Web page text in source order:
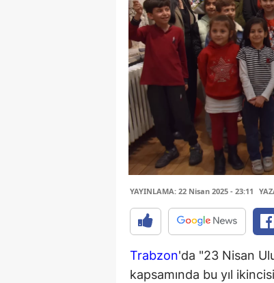
YAYINLAMA: 22 Nisan 2025 - 23:11
Trabzon'da "23 Nisan
kapsamında bu yıl